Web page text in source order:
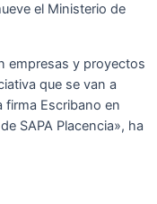
el Ministerio de
empresas y proyectos
que se van a
firma Escribano en
SAPA Placencia», ha